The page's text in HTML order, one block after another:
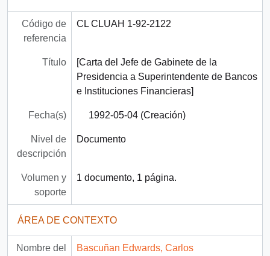
Código de
referencia
CL CLUAH 1-92-2122
Título
[Carta del Jefe de Gabinete de la
Presidencia a Superintendente de Bancos
e Instituciones Financieras]
Fecha(s) 1992-05-04 (Creación)
Nivel de
descripción
Documento
Volumen y
soporte
1 documento, 1 página.
ÁREA DE CONTEXTO
Nombre del Bascuñan Edwards, Carlos